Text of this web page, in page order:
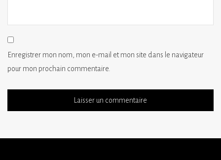
Enregistrer mon nom, mon e-mail et mon site dans le navigateur
pour mon prochain commentaire.